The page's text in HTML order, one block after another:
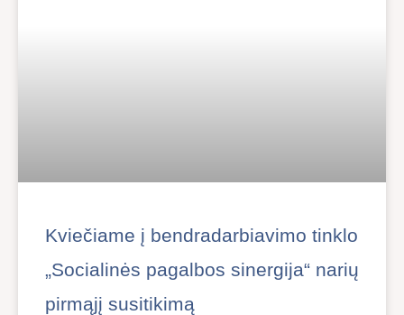
Kviečiame į bendradarbiavimo tinklo
„Socialinės pagalbos sinergija“ narių
pirmąjį susitikimą